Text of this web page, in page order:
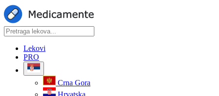
Lekovi
PRO
Crna Gora
Hrvatska